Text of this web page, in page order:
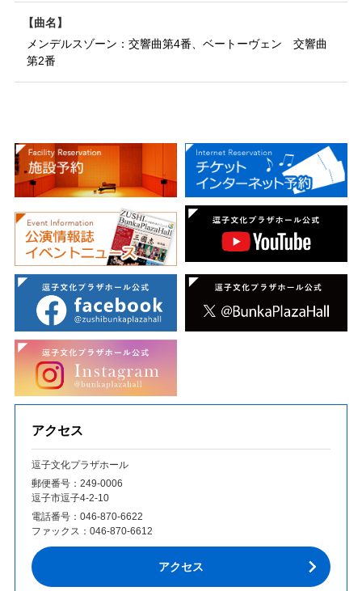
曲名
メンデルスゾーン：交響曲第4番、ベートーヴェン 交響曲
第2番
アクセス
逗子文化プラザホール
郵便番号：249‐0006
逗子市逗子4-2-10
電話番号： 046-870-6622
ファックス： 046-870-6612
アクセス